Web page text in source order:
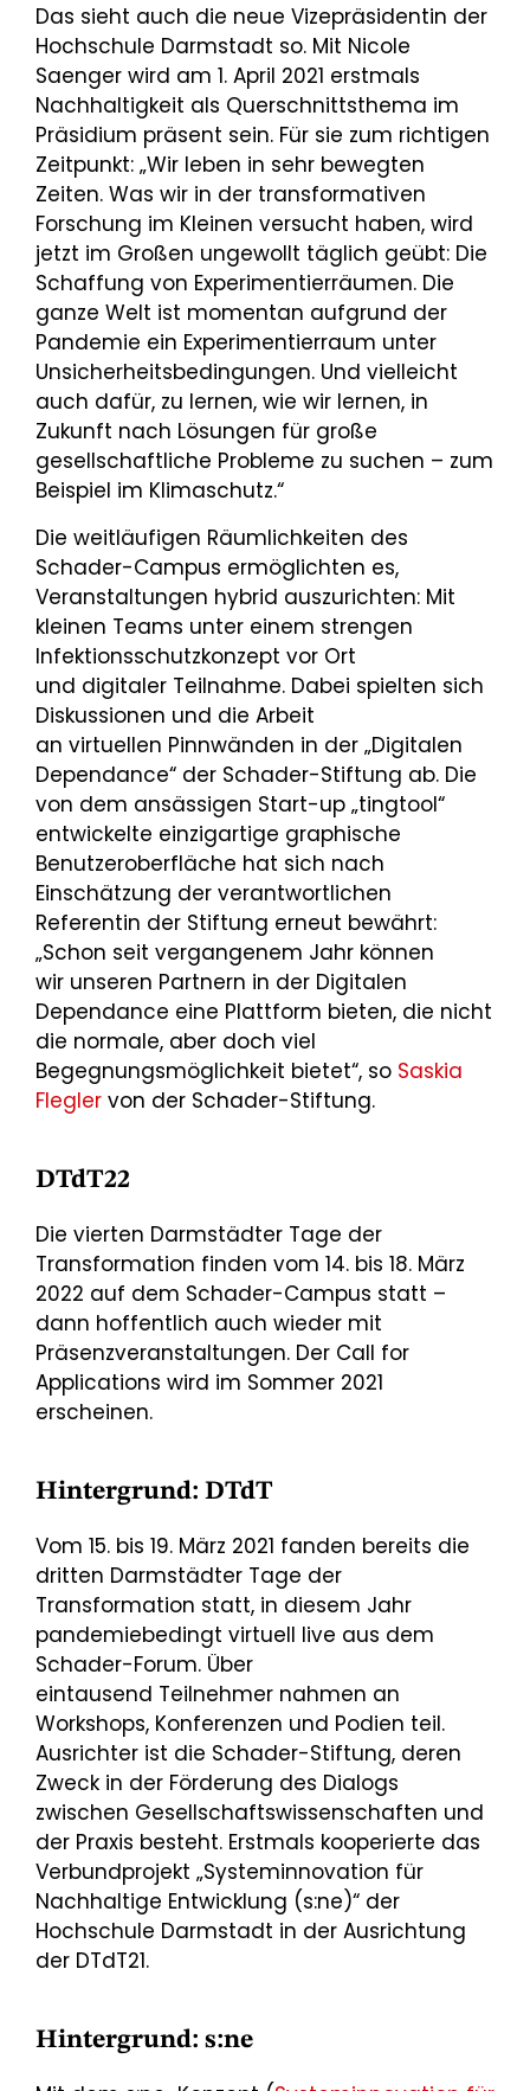
Das sieht auch die neue Vizepräsidentin der
Hochschule Darmstadt so. Mit Nicole
Saenger wird am 1. April 2021 erstmals
Nachhaltigkeit als Querschnittsthema im
Präsidium präsent sein. Für sie zum richtigen
Zeitpunkt: „Wir leben in sehr bewegten
Zeiten. Was wir in der transformativen
Forschung im Kleinen versucht haben, wird
jetzt im Großen ungewollt täglich geübt: Die
Schaffung von Experimentierräumen. Die
ganze Welt ist momentan aufgrund der
Pandemie ein Experimentierraum unter
Unsicherheitsbedingungen. Und vielleicht
auch dafür, zu lernen, wie wir lernen, in
Zukunft nach Lösungen für große
gesellschaftliche Probleme zu suchen – zum
Beispiel im Klimaschutz.“
Die weitläufigen Räumlichkeiten des
Schader-Campus ermöglichten es,
Veranstaltungen hybrid auszurichten: Mit
kleinen Teams unter einem strengen
Infektionsschutzkonzept vor Ort
und digitaler Teilnahme. Dabei spielten sich
Diskussionen und die Arbeit
an virtuellen Pinnwänden in der „Digitalen
Dependance“ der Schader-Stiftung ab. Die
von dem ansässigen Start-up „tingtool“
entwickelte einzigartige graphische
Benutzeroberfläche hat sich nach
Einschätzung der verantwortlichen
Referentin der Stiftung erneut bewährt:
„Schon seit vergangenem Jahr können
wir unseren Partnern in der Digitalen
Dependance eine Plattform bieten, die nicht
die normale, aber doch viel
Begegnungsmöglichkeit bietet“, so Saskia
Flegler von der Schader-Stiftung.
DTdT22
Die vierten Darmstädter Tage der
Transformation finden vom 14. bis 18. März
2022 auf dem Schader-Campus statt –
dann hoffentlich auch wieder mit
Präsenzveranstaltungen. Der Call for
Applications wird im Sommer 2021
erscheinen.
Hintergrund: DTdT
Vom 15. bis 19. März 2021 fanden bereits die
dritten Darmstädter Tage der
Transformation statt, in diesem Jahr
pandemiebedingt virtuell live aus dem
Schader-Forum. Über
eintausend Teilnehmer nahmen an
Workshops, Konferenzen und Podien teil.
Ausrichter ist die Schader-Stiftung, deren
Zweck in der Förderung des Dialogs
zwischen Gesellschaftswissenschaften und
der Praxis besteht. Erstmals kooperierte das
Verbundprojekt „Systeminnovation für
Nachhaltige Entwicklung (s:ne)“ der
Hochschule Darmstadt in der Ausrichtung
der DTdT21.
Hintergrund: s:ne